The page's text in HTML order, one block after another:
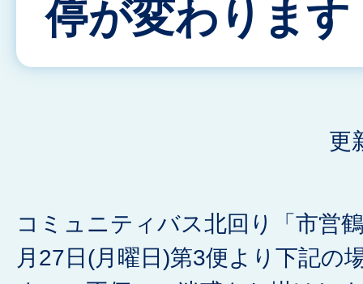
停が変わります
更
コミュニティバス北回り「市営
月27日(月曜日)第3便より下記の